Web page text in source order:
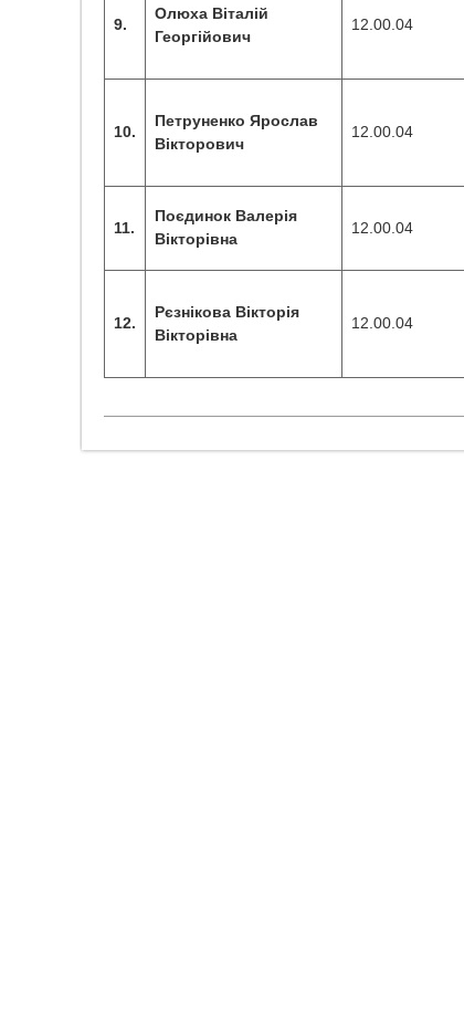
9.
Олюха Віталій
Георгійович
12.00.04
10.
Петруненко Ярослав
Вікторович
12.00.04
11.
Поєдинок Валерія
Вікторівна
12.00.04
12.
Рєзнікова Вікторія
Вікторівна
12.00.04